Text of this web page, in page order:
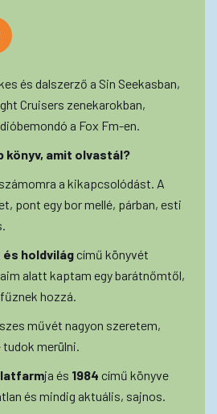
és dalszerző a Sin Seekasban,
Cruisers zenekarokban,
a Fox Fm-en.
könyv, amit olvastál?
a kikapcsolódást. A
pont egy bor mellé, párban, esti
és holdvilágcímű könyvét
alatt kaptam egy barátnőmtől,
hozzá.
művét nagyon szeretem,
merülni.
ja és 1984 című könyve
és mindig aktuális, sajnos.